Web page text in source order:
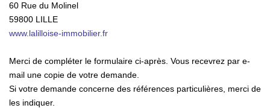
TRANSACTIONS RÉALISÉES
NOTRE AGENCE
60 Rue du Molinel
59800 LILLE
www.lalilloise-immobilier.fr
Merci de compléter le formulaire ci-après. Vous recevrez par e-
mail une copie de votre demande.
Si votre demande concerne des références particulières, merci de
les indiquer.